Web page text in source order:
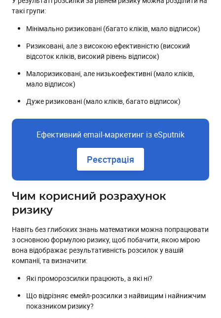
такі групи:
Мінімально ризиковані (багато кліків, мало відписок)
Ризиковані, але з високою ефективністю (високий
відсоток кліків, високий рівень відписок)
Малоризиковані, але низькоефективні (мало кліків,
мало відписок)
Дуже ризиковані (мало кліків, багато відписок)
Ефективний email-маркетинг із eSputnik
Реєстрація
Чим корисний розрахунок
ризику
Навіть без глибоких знань математики можна попрацювати
з основною формулою ризику, щоб побачити, якою мірою
вона відображає результативність розсилок у вашій
компанії, та визначити:
Які проморозсилки працюють, а які ні?
Що відрізняє емейл-розсилки з найвищим і найнижчим
показником ризику?